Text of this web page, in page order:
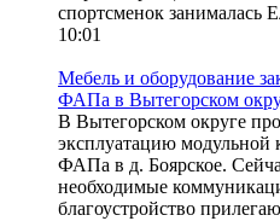
спортсменок занималась
10:01
Мебель и оборудование
ФАПа в Вытегорском
В Вытегорском округе
эксплуатацию модульной
ФАПа в д. Боярское.
необходимые
благоустройство